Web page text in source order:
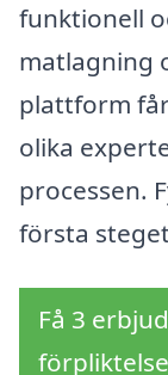
funktionell
matlagning
plattform
olika
processen.
första
Få 3